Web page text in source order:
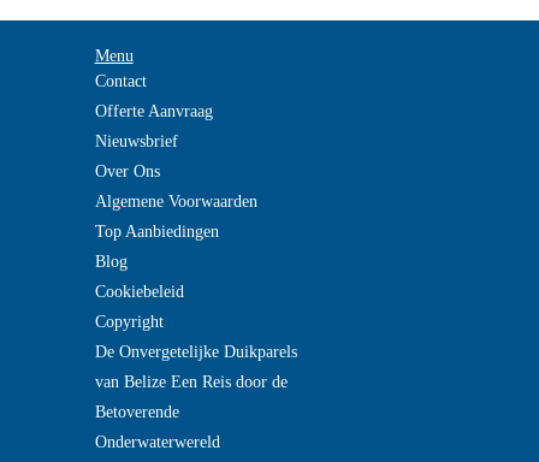
Menu
Contact
Offerte Aanvraag
Nieuwsbrief
Over Ons
Algemene Voorwaarden
Top Aanbiedingen
Blog
Cookiebeleid
Copyright
De Onvergetelijke Duikparels
van Belize Een Reis door de
Betoverende
Onderwaterwereld